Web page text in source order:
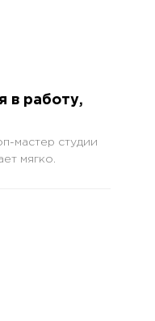
в работу,
мастер студии
мягко.